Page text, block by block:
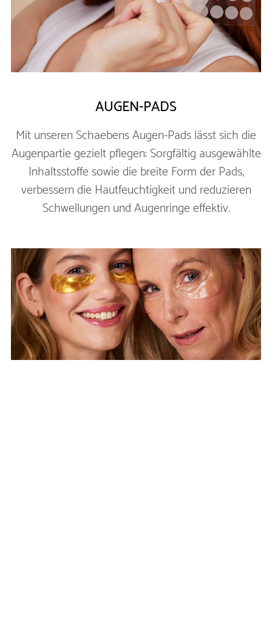
AUGEN-PADS
Mit unseren Schaebens Augen-Pads lässt sich die
Augenpartie gezielt pflegen: Sorgfältig ausgewählte
Inhaltsstoffe sowie die breite Form der Pads,
verbessern die Hautfeuchtigkeit und reduzieren
Schwellungen und Augenringe effektiv.